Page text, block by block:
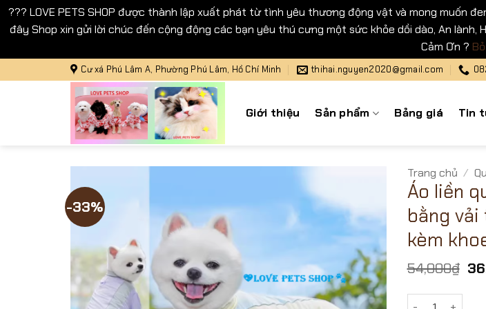
??? LOVE PETS SHOP được thành lập xuất phát từ tình yêu thương động vật và mong muốn
đây Shop xin gửi lời chúc đến cộng động các bạn yêu thú cưng một sức khỏe dồi dào, An
Cảm Ơn ?
qua
Cư xá Phú Lâm A, Phường Phú Lâm, Hồ Chí Minh thihai.nguyen2020@gmail.com
Giới thiệu Sản phẩm Bảng giá Tin
-33%
Trang chủ /
Áo liền
bằng
kèm
54,000₫ Giá
Áo liền quần